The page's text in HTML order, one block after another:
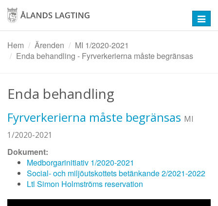
Hoppa
huvudinnehåll
Hem
Ärenden
MI 1/2020-2021
Enda behandling - Fyrverkerierna måste begränsas
Enda behandling
Fyrverkerierna måste begränsas MI
1/2020-2021
Dokument:
Medborgarinitiativ 1/2020-2021
Social- och miljöutskottets betänkande 2/2021-2022
Ltl Simon Holmströms reservation